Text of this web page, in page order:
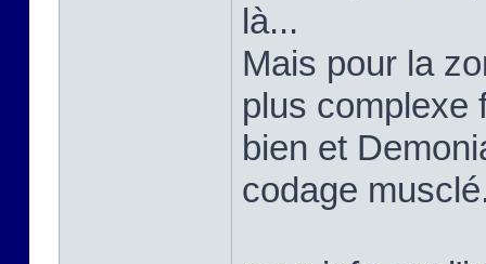
là...
Mais pour la
plus complexe
bien et
codage